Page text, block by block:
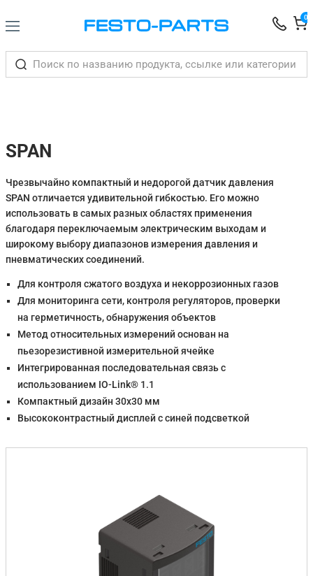
0
SPAN
Чрезвычайно компактный и недорогой датчик давления
SPAN отличается удивительной гибкостью. Его можно
использовать в самых разных областях применения
благодаря переключаемым электрическим выходам и
широкому выбору диапазонов измерения давления и
пневматических соединений.
Для контроля сжатого воздуха и некоррозионных газов
Для мониторинга сети, контроля регуляторов, проверки
на герметичность, обнаружения объектов
Метод относительных измерений основан на
пьезорезистивной измерительной ячейке
Интегрированная последовательная связь с
использованием IO-Link® 1.1
Компактный дизайн 30x30 мм
Высококонтрастный дисплей с синей подсветкой